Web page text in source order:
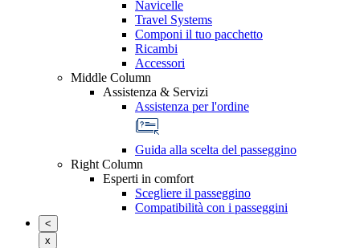
Navicelle
Travel Systems
Componi il tuo pacchetto
Ricambi
Accessori
Middle Column
Assistenza & Servizi
Assistenza per l'ordine
Guida alla scelta del passeggino
Right Column
Esperti in comfort
Scegliere il passeggino
Compatibilità con i passeggini
<
x